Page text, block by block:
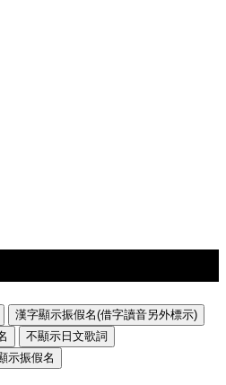
漢字顯示振假名(借字讀音另外標示)
不顯示日文歌詞
示振假名